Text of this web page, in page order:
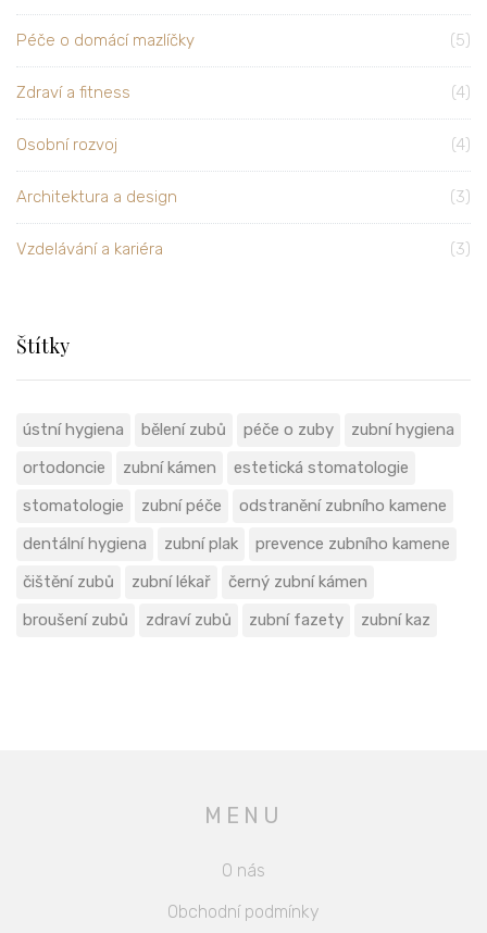
Péče o domácí mazlíčky (5)
Zdraví a fitness (4)
Osobní rozvoj (4)
Architektura a design (3)
Vzdelávání a kariéra (3)
Štítky
ústní hygiena bělení zubů péče o zuby
zubní hygiena
ortodoncie
zubní kámen
estetická stomatologie
stomatologie
zubní péče
odstranění zubního kamene
dentální hygiena
zubní plak
prevence zubního kamene
čištění zubů
zubní lékař
černý zubní kámen
broušení zubů
zdraví zubů zubní fazety zubní kaz
MENU
O nás
Obchodní podmínky